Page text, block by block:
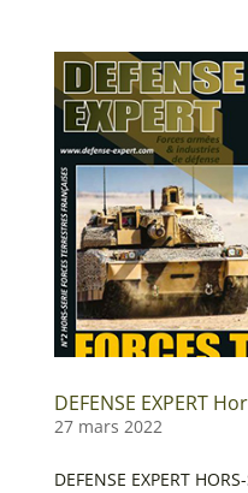
DEFENSE EXPERT
27 mars 2022
DEFENSE EXPERT